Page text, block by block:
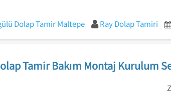
Dolap Tamir Maltepe Ray Dolap Tamiri
Tamir Bakım Montaj Kurulum